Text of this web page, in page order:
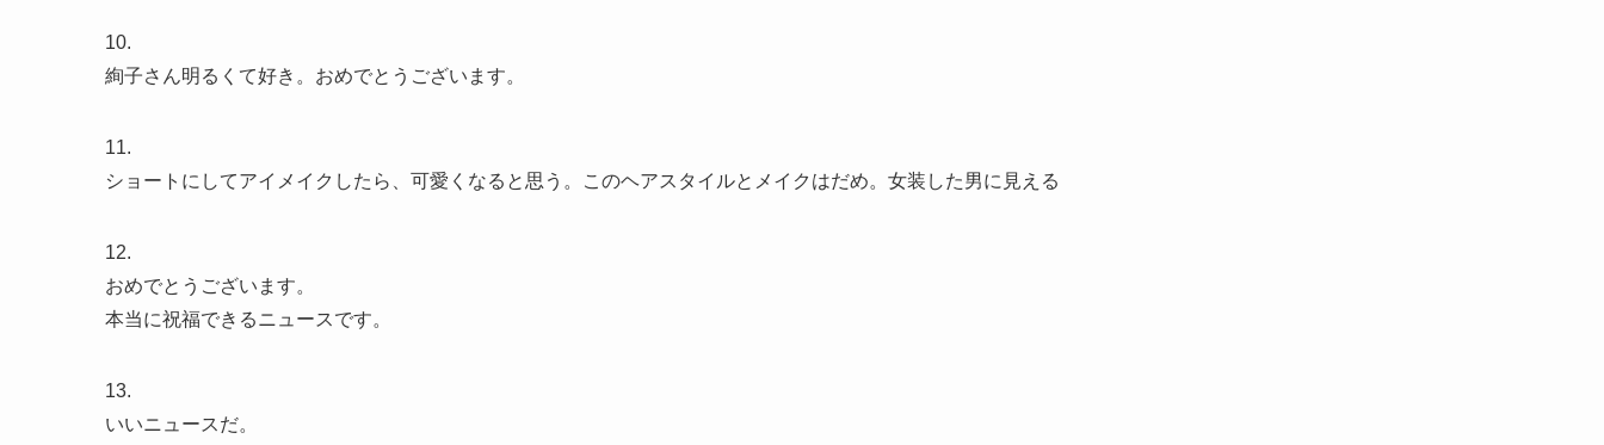
10.
絢子さん明るくて好き。おめでとうございます。
11.
ショートにしてアイメイクしたら、可愛くなると思う。このヘアスタイルとメイクはだめ。女装した男に見える
12.
おめでとうございます。
本当に祝福できるニュースです。
13.
いいニュースだ。